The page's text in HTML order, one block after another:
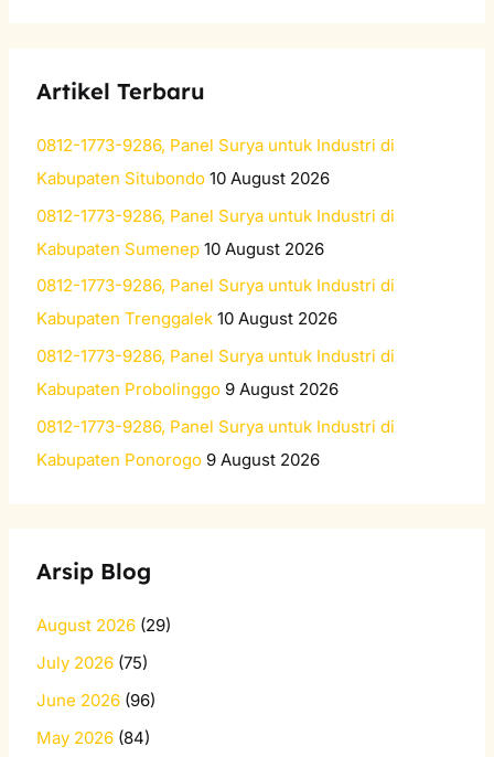
c
h
f
Artikel Terbaru
0812-1773-9286, Panel Surya untuk Industri di
Kabupaten Situbondo 10 August 2026
0812-1773-9286, Panel Surya untuk Industri di
Kabupaten Sumenep 10 August 2026
0812-1773-9286, Panel Surya untuk Industri di
Kabupaten Trenggalek 10 August 2026
0812-1773-9286, Panel Surya untuk Industri di
Kabupaten Probolinggo 9 August 2026
0812-1773-9286, Panel Surya untuk Industri di
Kabupaten Ponorogo 9 August 2026
Arsip Blog
August 2026 (29)
July 2026 (75)
June 2026 (96)
May 2026 (84)